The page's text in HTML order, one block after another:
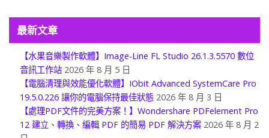
最新文章
【水果音樂製作軟體】Image-Line FL Studio 26.1.3.5570 數位
音訊工作站 2026 年 8 月 5 日
【電腦清理與效能優化軟體】IObit Advanced SystemCare Pro
19.5.0.226 讓你的電腦保持最佳狀態 2026 年 8 月 3 日
【處理PDF文件的完美方案！】Wondershare PDFelement Pro
12 建立、轉換、編輯 PDF 的簡易 PDF 解決方案 2026 年 8 月 2